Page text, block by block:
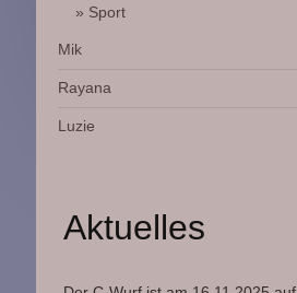
Sport
Mik
Rayana
Luzie
Aktuelles